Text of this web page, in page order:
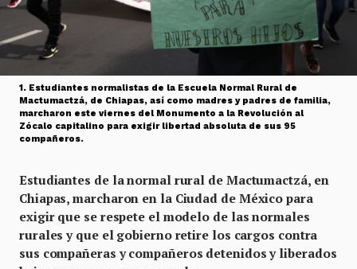
1. Estudiantes normalistas de la Escuela Normal Rural de
Mactumactzá, de Chiapas, así como madres y padres de familia,
marcharon este viernes del Monumento a la Revolución al
Zócalo capitalino para exigir libertad absoluta de sus 95
compañeros.
Estudiantes de la normal rural de Mactumactzá, en
Chiapas, marcharon en la Ciudad de México para
exigir que se respete el modelo de las normales
rurales y que el gobierno retire los cargos contra
sus compañeras y compañeros detenidos y liberados